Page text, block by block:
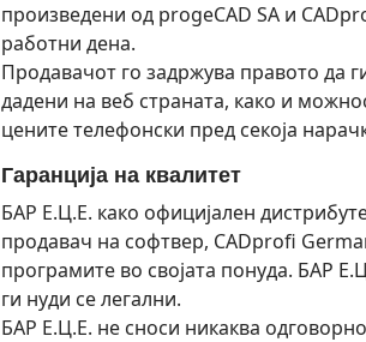
произведени од progeCAD SA и
работни дена.
Продавачот го задржува правото да
дадени на веб страната, како и
цените телефонски пред секоја
Гаранција на квалитет
БАР Е.Ц.Е. како официјален
продавач на софтвер, CADprofi
програмите во својата понуда. БАР
ги нуди се легални.
БАР Е.Ц.Е. не сноси никаква